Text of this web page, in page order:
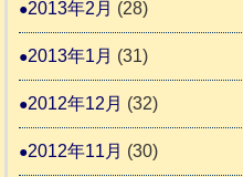
2013年2月 (28)
2013年1月 (31)
2012年12月 (32)
2012年11月 (30)